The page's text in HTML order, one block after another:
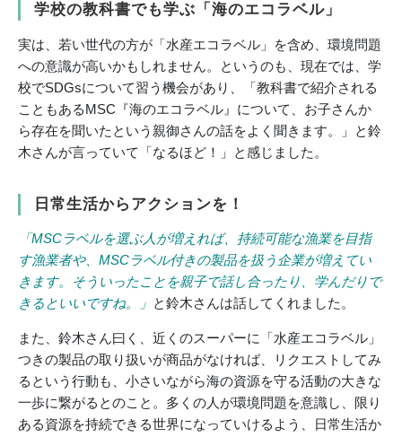
学校の教科書でも学ぶ「海のエコラベル」
実は、若い世代の方が「水産エコラベル」を含め、環境問題
への意識が高いかもしれません。というのも、現在では、学
校でSDGsについて習う機会があり、「教科書で紹介される
こともあるMSC『海のエコラベル』について、お子さんか
ら存在を聞いたという親御さんの話をよく聞きます。」と鈴
木さんが言っていて「なるほど！」と感じました。
日常生活からアクションを！
「MSCラベルを選ぶ人が増えれば、持続可能な漁業を目指
す漁業者や、MSCラベル付きの製品を扱う企業が増えてい
きます。そういったことを親子で話し合ったり、学んだりで
きるといいですね。」 と鈴木さんは話してくれました。
また、鈴木さん曰く、近くのスーパーに「水産エコラベル」
つきの製品の取り扱いが商品がなければ、リクエストしてみ
るという行動も、小さいながら海の資源を守る活動の大きな
一歩に繋がるとのこと。多くの人が環境問題を意識し、限り
ある資源を持続できる世界になっていけるよう、日常生活か